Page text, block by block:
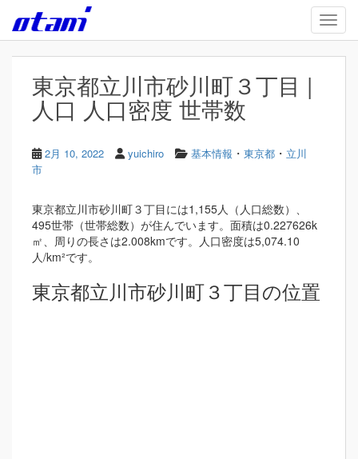
Skip to main content
東京都立川市砂川町３丁目 |
人口 人口密度 世帯数
2月 10, 2022 yuichiro 基本情報 ・ 東京都 ・ 立川
市
東京都立川市砂川町３丁目には1,155人（人口総数）、
495世帯（世帯総数）が住んでいます。面積は0.227626k
㎡、周りの長さは2.008kmです。人口密度は5,074.10
人/km²です。
東京都立川市砂川町３丁目の位置